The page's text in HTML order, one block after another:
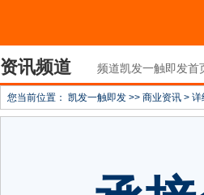
资讯频道 频道凯发一触即发首
您当前位置： 凯发一触即发 >> 商业资讯 > 详